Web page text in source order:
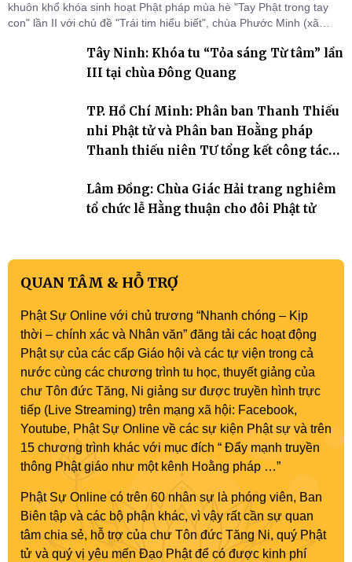
khuôn khổ khóa sinh hoạt Phật pháp mùa hè "Tay Phật trong tay
con" lần II với chủ đề "Trái tim hiểu biết", chùa Phước Minh (xã
cho hơn 60 tu sinh.Tây Ninh: Khóa tu “Tỏa sáng Từ tâm” lần
III tại chùa Đông Quang
TP. Hồ Chí Minh: Phân ban Thanh Thiếu
nhi Phật tử và Phân ban Hoằng pháp
Thanh thiếu niên TƯ tổng kết công tác
Lâm Đồng: Chùa Giác Hải trang nghiêm
tổ chức lễ Hằng thuận cho đôi Phật tử
QUAN TÂM & HỖ TRỢ
Phật Sự Online với chủ trương “Nhanh chóng – Kịp
thời – chính xác và Nhân văn” đăng tải các hoạt động
Phật sự của các cấp Giáo hội và các tự viện trong cả
nước cùng các chương trình tu học, thuyết giảng của
chư Tôn đức Tăng, Ni giảng sư được truyền hình trực
tiếp (Live Streaming) trên mạng xã hội: Facebook,
Youtube, Phật Sự Online về các sự kiện Phật sự và trên
15 chương trình khác với mục đích “ Đẩy mạnh truyền
thông Phật giáo như một kênh Hoằng pháp …”
Phật Sự Online có trên 60 nhân sự là phóng viên, Ban
Biên tập và các bộ phận khác, vì vậy rất cần sự quan
tâm chia sẻ, hỗ trợ của chư Tôn đức Tăng Ni, quý Phật
tử và quý vị yêu mến Đạo Phật để có được kinh phí